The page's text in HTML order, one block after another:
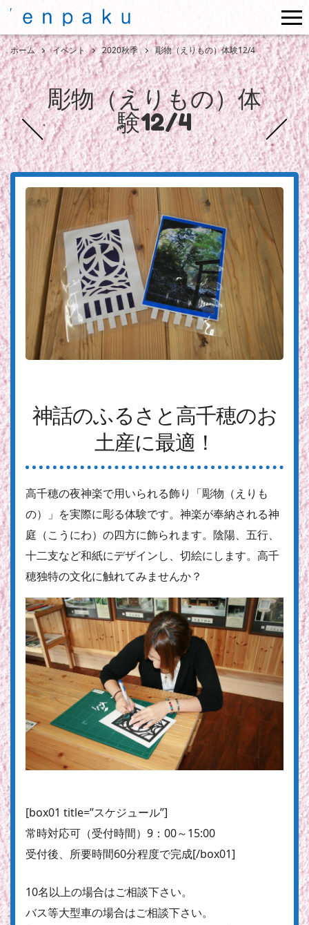
ホーム イベント 2020秋季 彫物（えりもの）体験12/4
彫物（えりもの）体
験12/4
神話のふるさと高千穂のお
土産に最適！
高千穂の夜神楽で用いられる飾り「彫物（えりも
の）」を実際に彫る体験です。神楽が奉納される神
庭（こうにわ）の四方に飾られます。陰陽、五行、
十二支など和紙にデザインし、切絵にします。高千
穂独特の文化に触れてみませんか？
[box01 title=”スケジュール”]
常時対応可 （受付時間）9：00～15:00
受付後、所要時間60分程度で完成[/box01]
10名以上の場合はご相談下さい。
バス等大型車の場合はご相談下さい。